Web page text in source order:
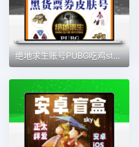
绝地求生账号PUBG吃鸡steam皮肤箱子黑货卷账户成品号80级排位号